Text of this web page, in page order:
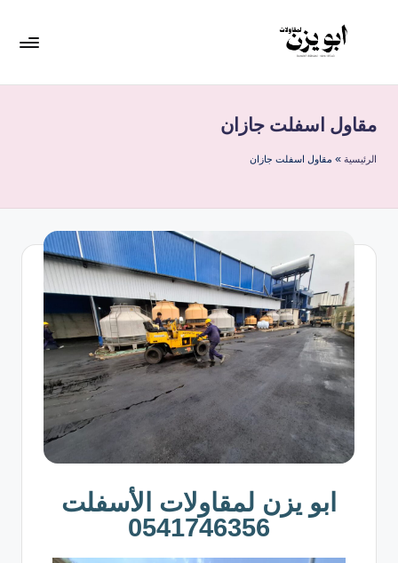
مقاول اسفلت جازان
الرئيسية » مقاول اسفلت جازان
ابو يزن لمقاولات الأسفلت
0541746356